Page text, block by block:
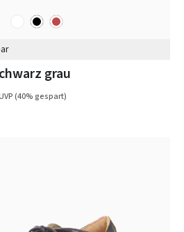
weißschwarz
rot
grau
(40% gespart)